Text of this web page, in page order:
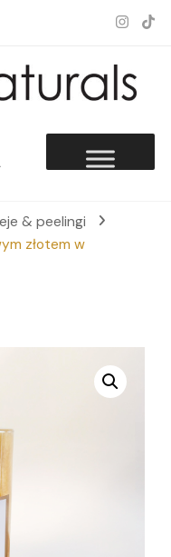
& peelingi
złotem w